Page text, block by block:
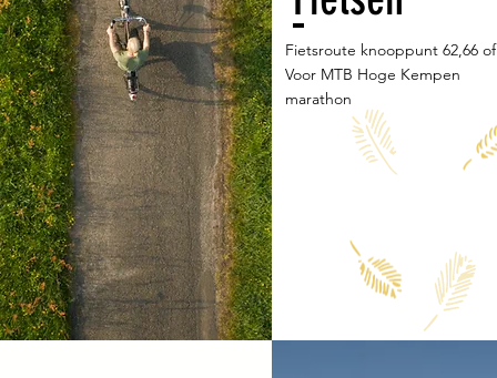
Fietsroute knooppunt 62,66 of
Voor MTB Hoge Kempen
marathon